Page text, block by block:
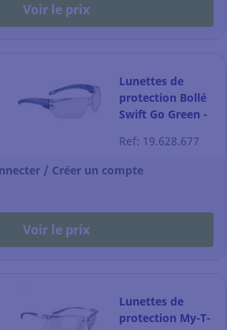
Voir le prix
Lunettes de
protection Bollé
Swift Go Green -
paires
Ref: 19.628.677
/ Créer un compte
Voir le prix
Lunettes de
protection My-T-